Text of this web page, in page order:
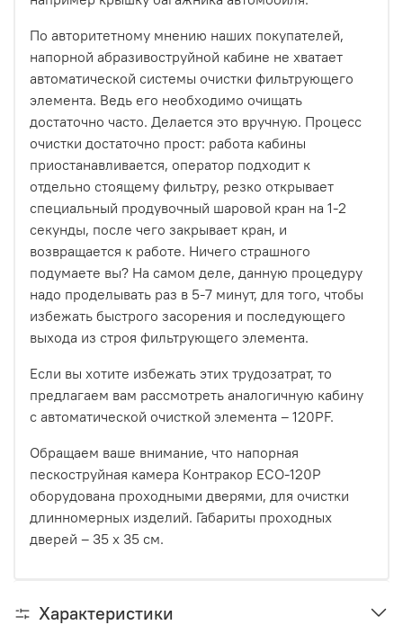
По авторитетному мнению наших покупателей,
напорной абразивоструйной кабине не хватает
автоматической системы очистки фильтрующего
элемента. Ведь его необходимо очищать
достаточно часто. Делается это вручную. Процесс
очистки достаточно прост: работа кабины
приостанавливается, оператор подходит к
отдельно стоящему фильтру, резко открывает
специальный продувочный шаровой кран на 1-2
секунды, после чего закрывает кран, и
возвращается к работе. Ничего страшного
подумаете вы? На самом деле, данную процедуру
надо проделывать раз в 5-7 минут, для того, чтобы
избежать быстрого засорения и последующего
выхода из строя фильтрующего элемента.
Если вы хотите избежать этих трудозатрат, то
предлагаем вам рассмотреть аналогичную кабину
с автоматической очисткой элемента – 120PF.
Обращаем ваше внимание, что напорная
пескоструйная камера Контракор ЕСО-120P
оборудована проходными дверями, для очистки
длинномерных изделий. Габариты проходных
дверей – 35 х 35 см.
Характеристики